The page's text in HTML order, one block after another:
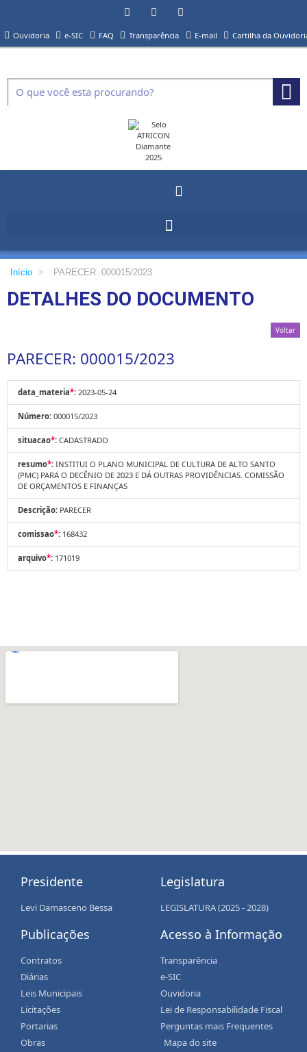
Ouvidoria e-SIC FAQ Transparência E-mail Cartilha da
Início > PARECER: 000015/2023
DETALHES DO DOCUMENTO
Voltar
PARECER: 000015/2023
data_materia*: 2023-05-24
Número: 000015/2023
situacao*: CADASTRADO
resumo*: INSTITUI O PLANO MUNICIPAL DE CULTURA DE ALTO SANTO
(PMC) PARA O DECÊNIO DE 2023 E DÁ OUTRAS PROVIDÊNCIAS. COMISSÃO
DE ORÇAMENTOS E FINANÇAS
Descrição: PARECER
comissao*: 168432
arquivo*: 171019
Presidente
Levi Damasceno Bessa
Publicações
Contratos
Diárias
Leis Municipais
Licitações
Portarias
Obras
Legislatura
LEGISLATURA (2025 - 2028)
Acesso à Informação
Transparência
e-SIC
Ouvidoria
Lei de Responsabilidade Fiscal
Perguntas mais Frequentes
Mapa do site